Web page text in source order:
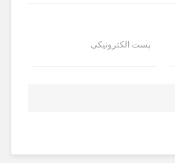
پست الکترونیکی